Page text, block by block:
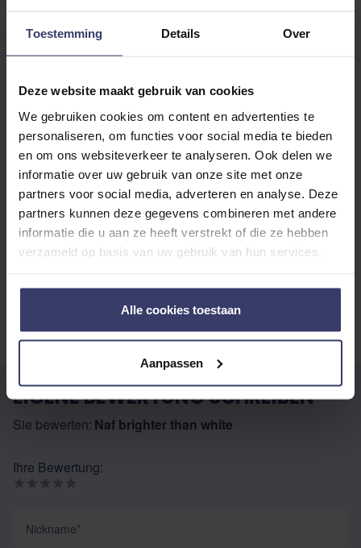
Toestemming Details Over
Deze website maakt gebruik van cookies
We gebruiken cookies om content en advertenties te
personaliseren, om functies voor social media te bieden
en om ons websiteverkeer te analyseren. Ook delen we
informatie over uw gebruik van onze site met onze
partners voor social media, adverteren en analyse. Deze
partners kunnen deze gegevens combineren met andere
informatie die u aan ze heeft verstrekt of die ze hebben
verzameld op basis van uw gebruik van hun services.
Alle cookies toestaan
Aanpassen
0 reviews
More info
Share your thoughts
with other customers
Top customer reviews
No reviews
EIGENE BEWERTUNG SCHREIBEN
Sie bewerten: Naf brighter than white
Ihre Bewertung: